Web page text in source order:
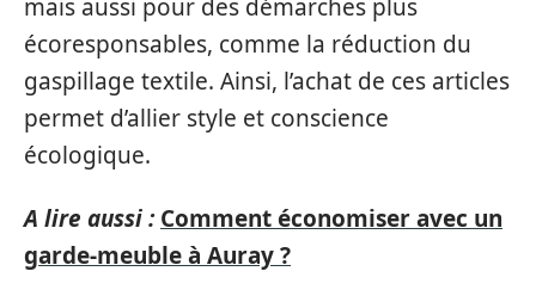
mais aussi pour des démarches plus
écoresponsables, comme la réduction du
gaspillage textile. Ainsi, l’achat de ces articles
permet d’allier style et conscience
écologique.
A lire aussi : Comment économiser avec un
garde-meuble à Auray ?